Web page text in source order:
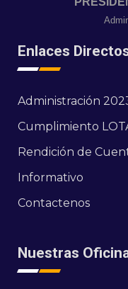
Enlaces
Administración
Cumplimiento
Rendición de
Informativo
Contactenos
Nuestras